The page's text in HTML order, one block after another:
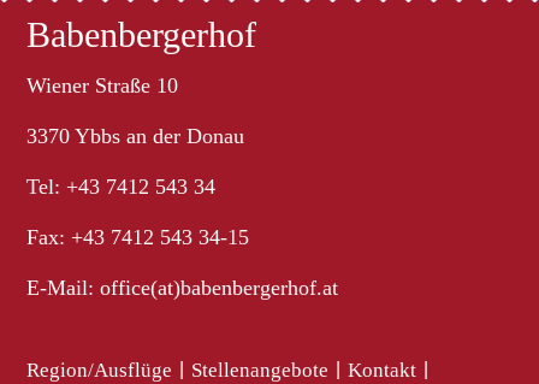
Babenbergerhof
Wiener Straße 10
3370 Ybbs an der Donau
Tel: +43 7412 543 34
Fax: +43 7412 543 34-15
E-Mail:office(at)babenbergerhof.at
Region/Ausflüge Stellenangebote Kontakt